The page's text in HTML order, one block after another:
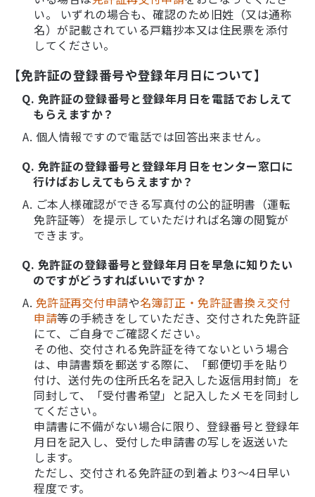
い。 いずれの場合も、確認のため旧姓（又は通称
名）が記載されている戸籍抄本又は住民票を添付
してください。
【免許証の登録番号や登録年月日について】
Q. 免許証の登録番号と登録年月日を電話でおしえて
もらえますか？
A. 個人情報ですので電話では回答出来ません。
Q. 免許証の登録番号と登録年月日をセンター窓口に
行けばおしえてもらえますか？
A. ご本人様確認ができる写真付の公的証明書（運転
免許証等）を提示していただければ名簿の閲覧が
できます。
Q. 免許証の登録番号と登録年月日を早急に知りたい
のですがどうすればいいですか？
A. 免許証再交付申請や名簿訂正・免許証書換え交付
申請等の手続きをしていただき、交付された免許証
にて、ご自身でご確認ください。
その他、交付される免許証を待てないという場合
は、申請書類を郵送する際に、「郵便切手を貼り
付け、送付先の住所氏名を記入した返信用封筒」を
同封して、「受付書希望」と記入したメモを同封し
てください。
申請書に不備がない場合に限り、登録番号と登録年
月日を記入し、受付した申請書の写しを返送いた
します。
ただし、交付される免許証の到着より3～4日早い
程度です。